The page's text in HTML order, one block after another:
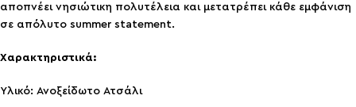
αποπνέει νησιώτικη πολυτέλεια και μετατρέπει κάθε εμφάνιση
σε απόλυτο summer statement.
Χαρακτηριστικά:
Υλικό: Ανοξείδωτο Ατσάλι